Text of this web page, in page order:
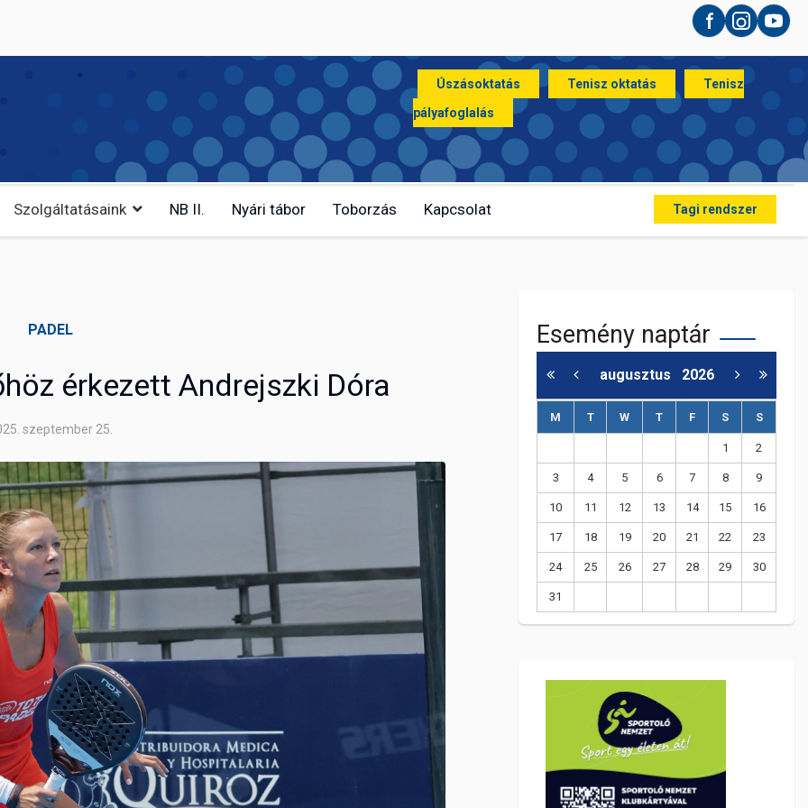
Facebook
Instagram
Úszásoktatás Tenisz oktatás
Tenisz
pályafoglalás
Szolgáltatásaink NB II. Nyári tábor Toborzás Kapcsolat Tagi rendszer
PADEL
érkezett Andrejszki Dóra
szeptember 25.
Esemény naptár
augusztus 2026
M T W T F S S
1 2
3 4 5 6 7 8 9
10 11 12 13 14 15 16
17 18 19 20 21 22 23
24 25 26 27 28 29 30
31